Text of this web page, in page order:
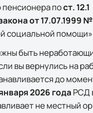
пенсионера пост. 12.1
от 17.07.1999
социальной
быть
вы вернулись на
до
2026 года РСД
не местный